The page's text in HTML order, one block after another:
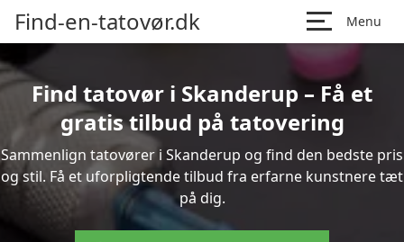
Find-en-tatovør.dk Menu
Find tatovør i Skanderup – Få et
gratis tilbud på tatovering
Sammenlign tatovører i Skanderup og find den bedste pris
og stil. Få et uforpligtende tilbud fra erfarne kunstnere tæt
på dig.